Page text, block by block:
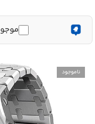
ناموجود